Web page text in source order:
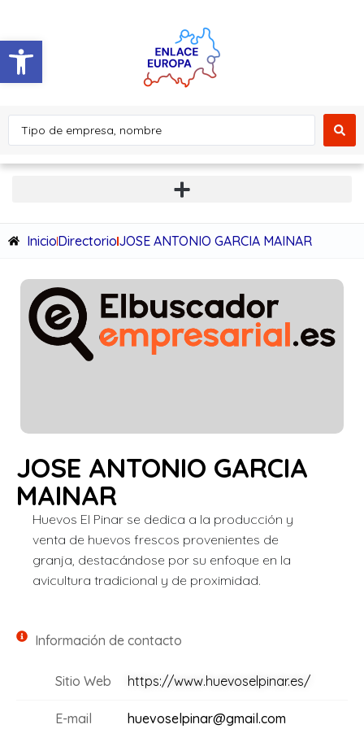
Abrir barra de herramientas
InicioDirectorioJOSE ANTONIO GARCIA MAINAR
JOSE ANTONIO GARCIA
MAINAR
Huevos El Pinar se dedica a la producción y
venta de huevos frescos provenientes de
granja, destacándose por su enfoque en la
avicultura tradicional y de proximidad.
Información de contacto
Sitio Web https://www.huevoselpinar.es/
E-mail huevoselpinar@gmail.com